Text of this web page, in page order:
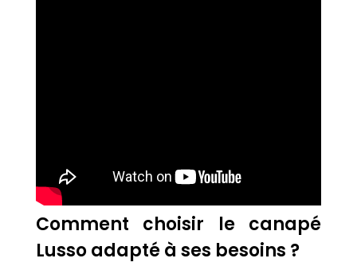
Comment choisir le canapé
Lusso adapté à ses besoins ?